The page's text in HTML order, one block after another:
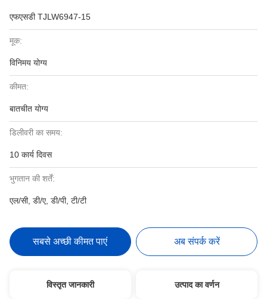
एफएसडी TJLW6947-15
मूक:
विनिमय योग्य
कीमत:
बातचीत योग्य
डिलीवरी का समय:
10 कार्य दिवस
भुगतान की शर्तें:
एल/सी, डी/ए, डी/पी, टी/टी
सबसे अच्छी कीमत पाएं अब संपर्क करें
विस्तृत जानकारी उत्पाद का वर्णन